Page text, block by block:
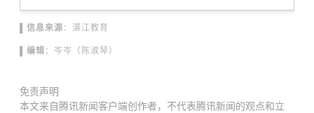
▌信息来源 ：湛江教育
▌编辑 ：岑岑（陈淑琴）
免责声明
本文来自腾讯新闻客户端创作者，不代表腾讯新闻的观点和立